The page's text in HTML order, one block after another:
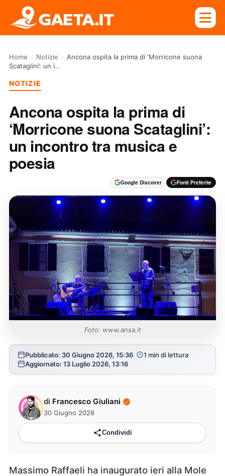
Home › Notizie › Ancona ospita la prima di ‘Morricone suona
Scataglini’: un i…
NOTIZIE
Ancona ospita la prima di
‘Morricone suona Scataglini’:
un incontro tra musica e
poesia
Google Discover Fonti Preferite
Foto: www.ansa.it
Pubblicato: 30 Giugno 2026, 15:36
1 min di lettura
Aggiornato: 13 Luglio 2026, 13:16
di Francesco Giuliani
30 Giugno 2026
Condividi
Massimo Raffaeli ha inaugurato ieri alla Mole